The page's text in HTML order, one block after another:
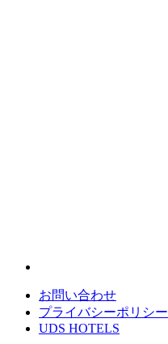
お問い合わせ
プライバシーポリシー
UDS HOTELS